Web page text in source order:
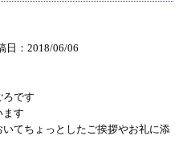
日：2018/06/06
ろです
ます
てちょっとしたご挨拶やお礼に添